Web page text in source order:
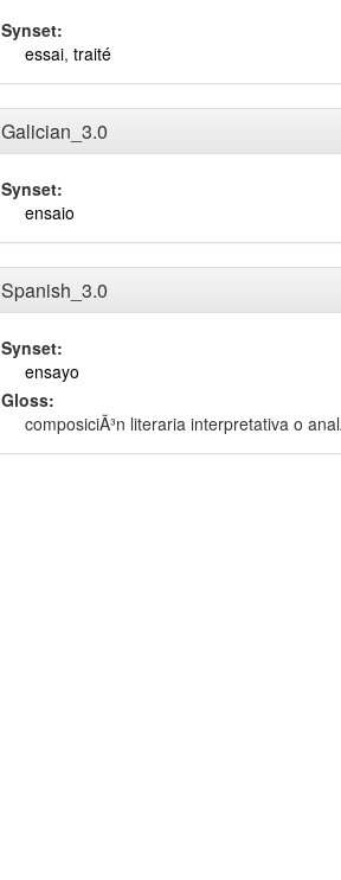
Synset:
essai, traité
Galician_3.0
Synset:
ensaio
Spanish_3.0
Synset:
ensayo
Gloss:
composiciÃ³n literaria interpretativa o